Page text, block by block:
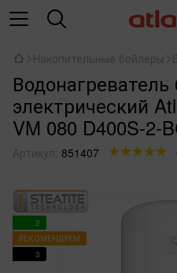
Накопительные бойлеры
электрический
VM 080 D400S-2-
Артикул: 851407
2
РЕКОМЕНДУЕМ
3